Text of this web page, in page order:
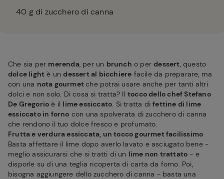
40 g di zucchero di canna
Che sia per merenda, per un brunch o perdessert, questo
dolce light è undessert al bicchiere facile da preparare, ma
con una nota gourmetche potrai usare anche per tanti altri
dolci e non solo. Di cosa si tratta? Il tocco dello chef Stefano
De Gregorio è il lime essiccato. Si tratta difettine di lime
essiccato in forno con una spolverata di zucchero di canna
che rendono il tuo dolce fresco e profumato.
Frutta e verdura essiccata, un tocco gourmet facilissimo
Basta affettare il lime dopo averlo lavato e asciugato bene -
meglio assicurarsi che si tratti di un lime non trattato - e
disporle su di una teglia ricoperta di carta da forno. Poi,
bisogna aggiungere dello zucchero di canna - basta una